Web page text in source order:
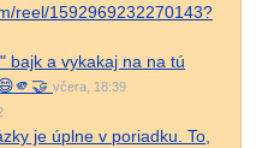
reel/1592969232270143?
bajk a vykakaj na na tú
včera, 18:39
je úplne v poriadku. To,